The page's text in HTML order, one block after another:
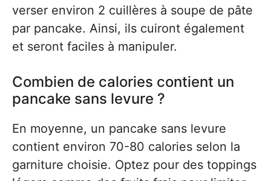
verser environ 2 cuillères à soupe de pâte
par pancake. Ainsi, ils cuiront également
et seront faciles à manipuler.
Combien de calories contient un
pancake sans levure ?
En moyenne, un pancake sans levure
contient environ 70-80 calories selon la
garniture choisie. Optez pour des toppings